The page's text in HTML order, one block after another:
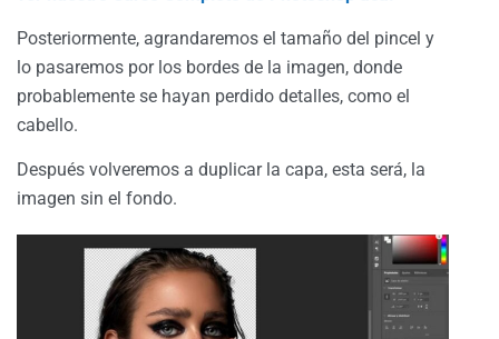
Posteriormente, agrandaremos el tamaño del pincel y
lo pasaremos por los bordes de la imagen, donde
probablemente se hayan perdido detalles, como el
cabello.
Después volveremos a duplicar la capa, esta será, la
imagen sin el fondo.